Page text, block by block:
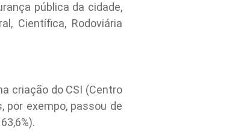
pública da cidade,
Científica, Rodoviária
criação do CSI (Centro
por exempo, passou de